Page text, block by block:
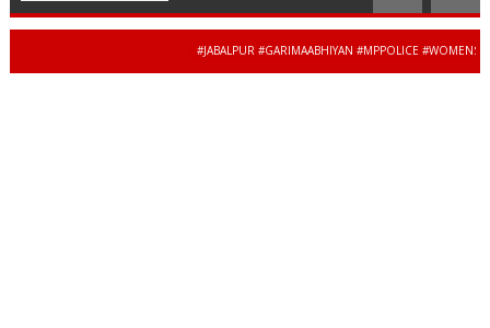
#JABALPUR #GARIMAABHIYAN #MPPOLICE #WOMENSAFETY